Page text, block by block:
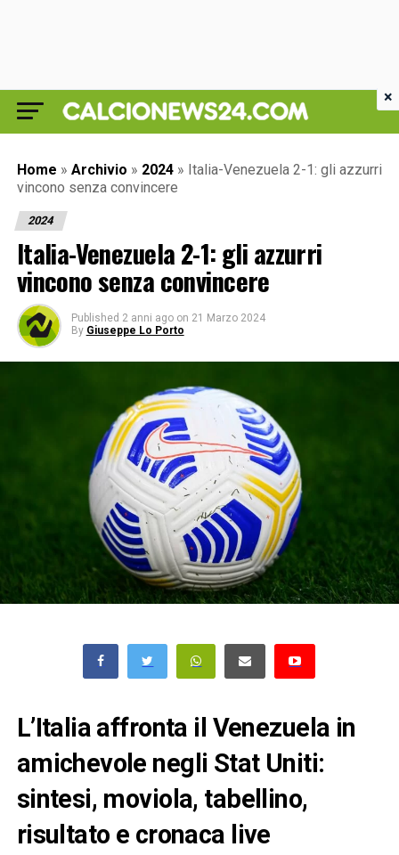
Home » Archivio » 2024 » Italia-Venezuela 2-1: gli azzurri
vincono senza convincere
2024
Italia-Venezuela 2-1: gli azzurri
vincono senza convincere
Published 2 anni ago on 21 Marzo 2024
By Giuseppe Lo Porto
L’Italia affronta il Venezuela in
amichevole negli Stat Uniti:
sintesi, moviola, tabellino,
risultato e cronaca live
×